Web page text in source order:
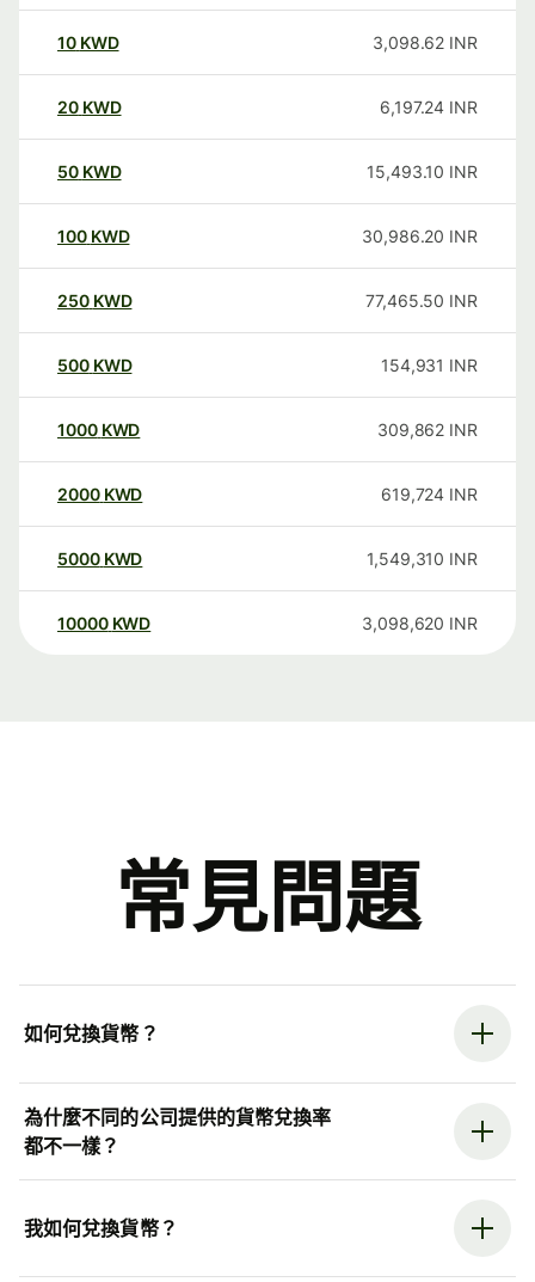
10 KWD 3,098.62 INR
20 KWD 6,197.24 INR
50 KWD 15,493.10 INR
100 KWD 30,986.20 INR
250 KWD 77,465.50 INR
500 KWD 154,931 INR
1000 KWD 309,862 INR
2000 KWD 619,724 INR
5000 KWD 1,549,310 INR
10000 KWD 3,098,620 INR
常見問題
如何兌換貨幣？
為什麼不同的公司提供的貨幣兌換率
都不一樣？
我如何兌換貨幣？